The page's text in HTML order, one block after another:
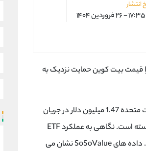
انتشار
فروردین ۱۴۰۴
قیمت بیت کوین حمایت نزدیک به
بر اساس آخرین اطلاعات به روز شده در 14 آوریل، ETF های بیت کوین ایالات متحده 1.47 میلیون دلار در جریان
خالص روزانه ثبت کردند. این روند منفی را که در اوایل آوریل غالب بود شکسته است. نگاهی به عملکرد ETF
های خاص نتایج متفاوتی را در ETF های مختلف بیت کوین نشان می دهد. داده های SoSoValue نشان می